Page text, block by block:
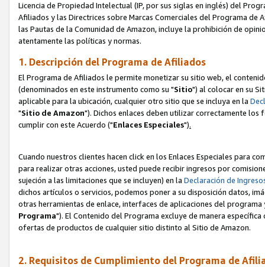
Licencia de Propiedad Intelectual (IP, por sus siglas en inglés) del
Afiliados y las Directrices sobre Marcas Comerciales del Programa
las Pautas de la Comunidad de Amazon, incluye la prohibición de
atentamente las políticas y normas.
1. Descripción del Programa de Afiliados
El Programa de Afiliados le permite monetizar su sitio web, el
(denominados en este instrumento como su "Sitio") al colocar en su
aplicable para la ubicación, cualquier otro sitio que se incluya en la
"Sitio de Amazon"). Dichos enlaces deben utilizar correctamente los
cumplir con este Acuerdo ("Enlaces Especiales").
Cuando nuestros clientes hacen click en los Enlaces Especiales para
para realizar otras acciones, usted puede recibir ingresos por
sujeción a las limitaciones que se incluyen) en la Declaración de
dichos artículos o servicios, podemos poner a su disposición datos,
otras herramientas de enlace, interfaces de aplicaciones del
Programa"). El Contenido del Programa excluye de manera
ofertas de productos de cualquier sitio distinto al Sitio de Amazon.
2. Requisitos de Cumplimiento del Programa de